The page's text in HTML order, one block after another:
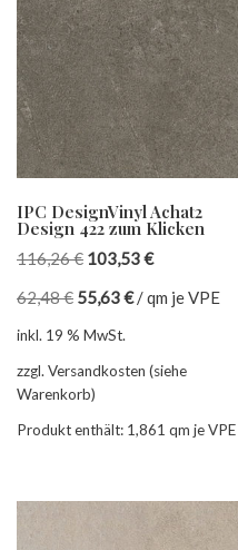
IPC DesignVinyl Achat2
Design 422 zum Klicken
116,26€ 103,53€
62,48€ 55,63€/qm je VPE
inkl. 19 % MwSt.
zzgl. Versandkosten (siehe
Warenkorb)
Produkt enthält: 1,861 qm je VPE